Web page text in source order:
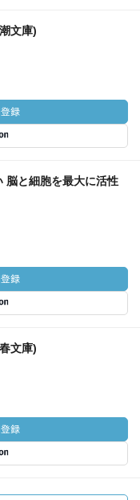
文庫)
脳と細胞を最大に活性
文庫)